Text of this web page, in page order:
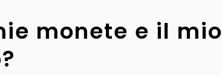
monete e il mio